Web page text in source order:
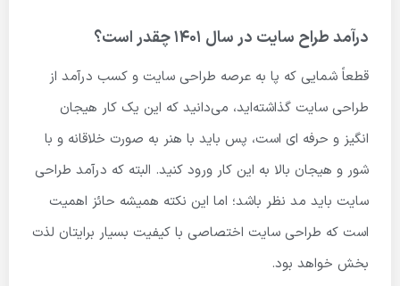
درآمد طراح سایت در سال ۱۴۰۱ چقدر است؟
قطعاً شمایی که پا به عرصه طراحی سایت و کسب درآمد از
طراحی سایت گذاشته‌اید، می‌دانید که این یک کار هیجان
انگیز و حرفه ای است، پس باید با هنر به صورت خلاقانه و با
شور و هیجان بالا به این کار ورود کنید. البته که درآمد طراحی
سایت باید مد نظر باشد؛ اما این نکته همیشه حائز اهمیت
است که طراحی سایت اختصاصی با کیفیت بسیار برایتان لذت
بخش خواهد بود.